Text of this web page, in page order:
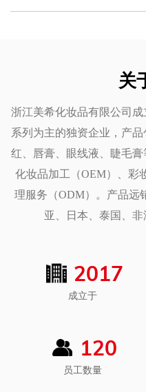
关
浙江美希化妆品有限公司
系列为主的独资企业，产
红、唇膏、眼线液、睫毛
化妆品加工（OEM）、彩
理服务（ODM）。产品远
亚、日本、泰国、非
2017
成立于
120
员工数量